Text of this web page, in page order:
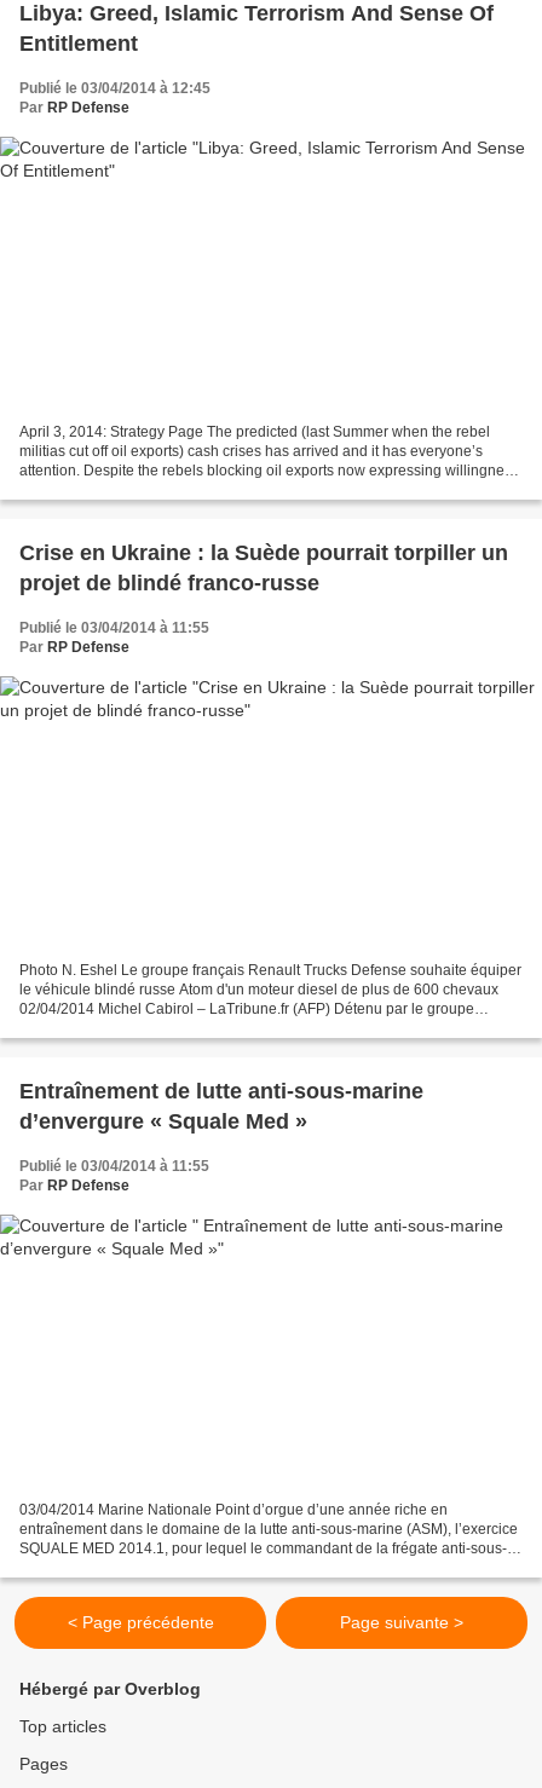
Libya: Greed, Islamic Terrorism And Sense Of
Entitlement
Publié le 03/04/2014 à 12:45
Par RP Defense
April 3, 2014: Strategy Page The predicted (last Summer when the rebel
militias cut off oil exports) cash crises has arrived and it has everyone’s
attention. Despite the rebels blocking oil exports now expressing willingness
Crise en Ukraine : la Suède pourrait torpiller un
projet de blindé franco-russe
Publié le 03/04/2014 à 11:55
Par RP Defense
Photo N. Eshel Le groupe français Renault Trucks Defense souhaite équiper
le véhicule blindé russe Atom d'un moteur diesel de plus de 600 chevaux
02/04/2014 Michel Cabirol – LaTribune.fr (AFP) Détenu par le groupe
Entraînement de lutte anti-sous-marine
d’envergure « Squale Med »
Publié le 03/04/2014 à 11:55
Par RP Defense
03/04/2014 Marine Nationale Point d’orgue d’une année riche en
entraînement dans le domaine de la lutte anti-sous-marine (ASM), l’exercice
SQUALE MED 2014.1, pour lequel le commandant de la frégate anti-sous-
< Page précédente Page suivante >
Hébergé par Overblog
Top articles
Pages